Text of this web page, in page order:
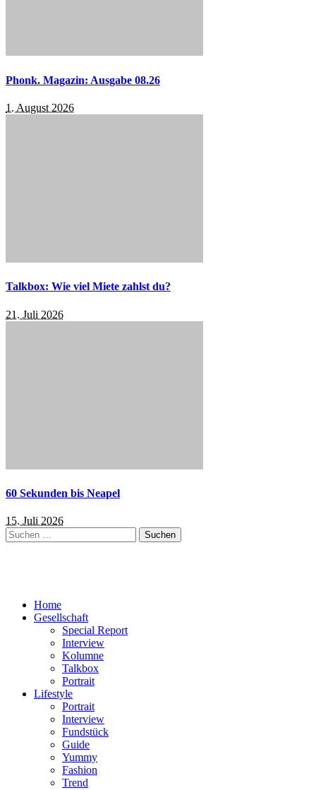
Phonk. Magazin: Ausgabe 08.26
1. August 2026
Talkbox: Wie viel Miete zahlst du?
21. Juli 2026
60 Sekunden bis Neapel
15. Juli 2026
Suchen
nach:
Home
Gesellschaft
Special Report
Interview
Kolumne
Talkbox
Portrait
Lifestyle
Portrait
Interview
Fundstück
Guide
Yummy
Fashion
Trend